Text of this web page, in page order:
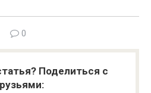
0
Поделиться с